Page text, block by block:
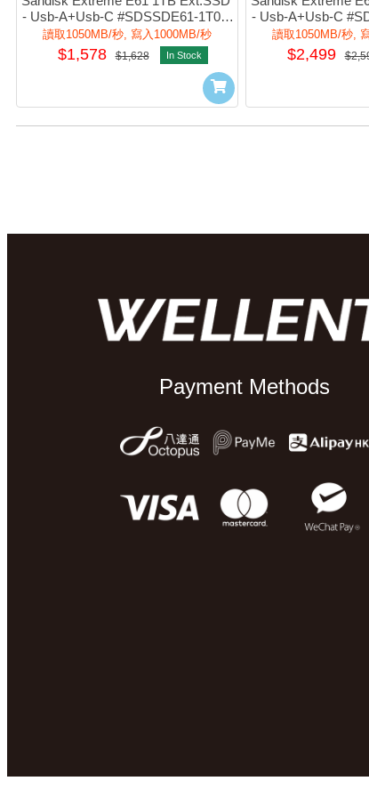
- Usb-A+Usb-C #SDSSDE61-1T00-
G25(平行進口)
讀取1050MB/秒, 寫入1000MB/秒
$1,578 $1,628 In Stock
- Usb-A+Usb-C
G25(平
讀取1050MB/秒,
$2,499
Payment Methods